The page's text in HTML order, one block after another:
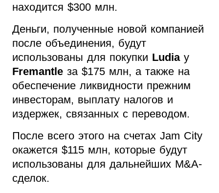
находится $300 млн.
Деньги, полученные новой компанией
после объединения, будут
использованы для покупки Ludiaу
Fremantle за $175 млн, а также на
обеспечение ликвидности прежним
инвесторам, выплату налогов и
издержек, связанных с переводом.
После всего этого на счетах Jam City
окажется $115 млн, которые будут
использованы для дальнейших M&A-
сделок.